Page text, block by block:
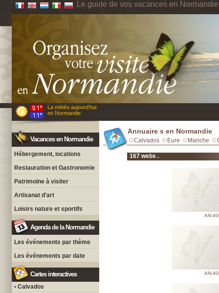
Le guide de vos vacances en Normandie
La météo aujourd'hui
en Normandie
Vacances en Normandie
Hébergement, locations
Restauration et Gastronomie
Patrimoine à visiter
Artisanat d'art
Loisirs nature et sportifs
Agenda de la Normandie
Les événements par thème
Les événements par date
Cartes interactives
• Calvados
Annuaire s en Normandie
Calvados Eure Manche
167 webs .
AN-
AN-